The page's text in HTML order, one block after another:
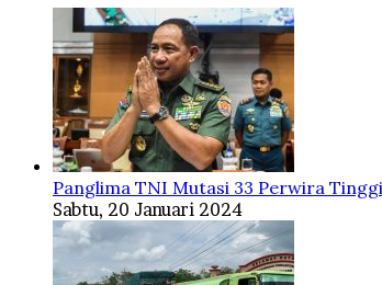
Panglima TNI Mutasi 33 Perwira
Sabtu, 20 Januari 2024